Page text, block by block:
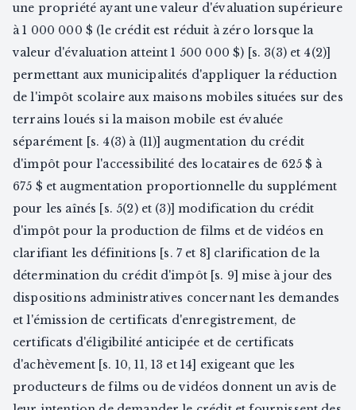
une propriété ayant une valeur d'évaluation supérieure
à 1 000 000 $ (le crédit est réduit à zéro lorsque la
valeur d'évaluation atteint 1 500 000 $) [s. 3(3) et 4(2)]
permettant aux municipalités d'appliquer la réduction
de l'impôt scolaire aux maisons mobiles situées sur des
terrains loués si la maison mobile est évaluée
séparément [s. 4(3) à (11)] augmentation du crédit
d'impôt pour l'accessibilité des locataires de 625 $ à
675 $ et augmentation proportionnelle du supplément
pour les aînés [s. 5(2) et (3)] modification du crédit
d'impôt pour la production de films et de vidéos en
clarifiant les définitions [s. 7 et 8] clarification de la
détermination du crédit d'impôt [s. 9] mise à jour des
dispositions administratives concernant les demandes
et l'émission de certificats d'enregistrement, de
certificats d'éligibilité anticipée et de certificats
d'achèvement [s. 10, 11, 13 et 14] exigeant que les
producteurs de films ou de vidéos donnent un avis de